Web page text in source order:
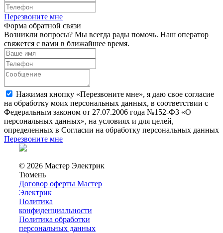
Перезвоните мне
Форма обратной связи
Возникли вопросы? Мы всегда рады помочь. Наш оператор
свяжется с вами в ближайшее время.
Нажимая кнопку «Перезвоните мне», я даю свое согласие
на обработку моих персональных данных, в соответствии с
Федеральным законом от 27.07.2006 года №152-ФЗ «О
персональных данных», на условиях и для целей,
определенных в Согласии на обработку персональных данных
Перезвоните мне
© 2026 Мастер Электрик
Тюмень
Договор оферты Мастер
Электрик
Политика
конфиденциальности
Политика обработки
персональных данных